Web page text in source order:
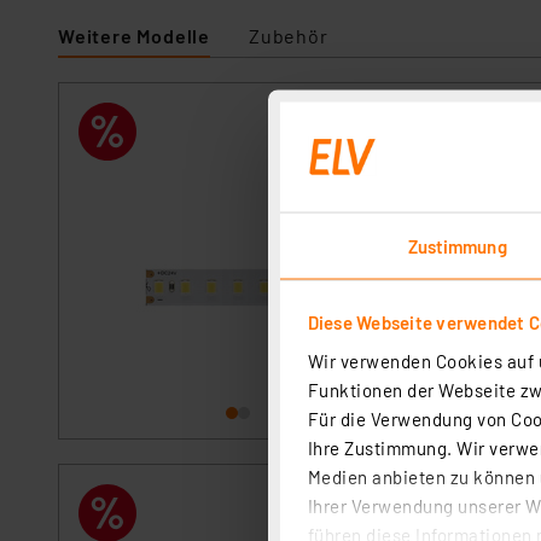
Zustimmung
Diese Webseite verwendet
Wir verwenden Cookies
Funktionen der Webseite
Für die Verwendung von
Ihre Zustimmung. Wir
Medien anbieten zu
Ihrer Verwendung unserer
führen diese Informationen
Weitere Modelle Zubehör
Streifen auch in
Beneito 5-m-
140 LEDs/m,